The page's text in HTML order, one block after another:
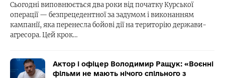
Сьогодні виповнюється два роки від початку Курської
операції — безпрецедентної за задумом і виконанням
кампанії, яка перенесла бойові дії на територію держави-
агресора. Цей крок…
Актор і офіцер Володимир Ращук: «Воєнні
фільми не мають нічого спільного з